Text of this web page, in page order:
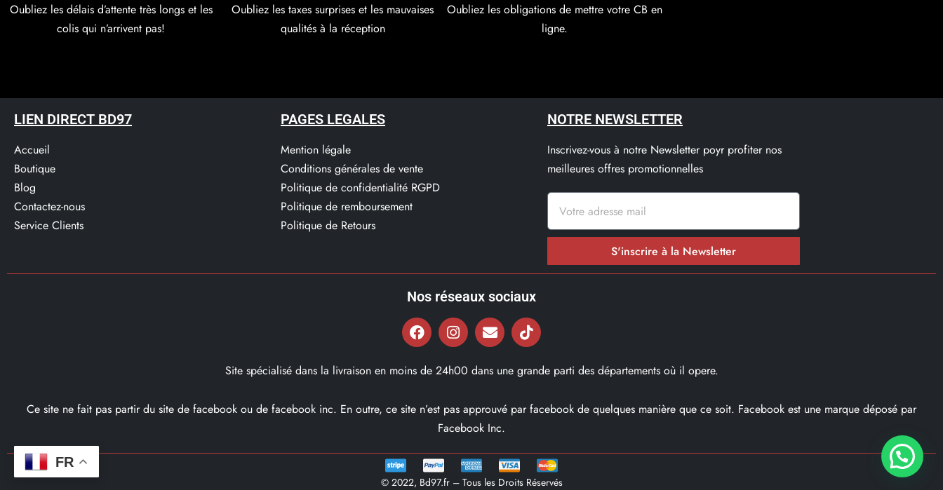
Oubliez les délais d’attente très longs et les
colis qui n’arrivent pas!
Oubliez les taxes surprises et les mauvaises
qualités à la réception
Oubliez les obligations de mettre votre CB en
ligne.
LIEN DIRECT BD97
Accueil
Boutique
Blog
Contactez-nous
Service Clients​
PAGES LEGALES
Mention légale
Conditions générales de vente
Politique de confidentialité RGPD
Politique de remboursement
Politique de Retours
NOTRE NEWSLETTER
Inscrivez-vous à notre Newsletter poyr profiter nos
meilleures offres promotionnelles
S'inscrire à la Newsletter
Nos réseaux sociaux
Site spécialisé dans la livraison en moins de 24h00 dans une grande parti des départements où il opere.
Ce site ne fait pas partir du site de facebook ou de facebook inc. En outre, ce site n’est pas approuvé par facebook de quelques manière que ce soit. Facebook est une marque déposé par
Facebook Inc.
© 2022, Bd97.fr – Tous les Droits Réservés
FR